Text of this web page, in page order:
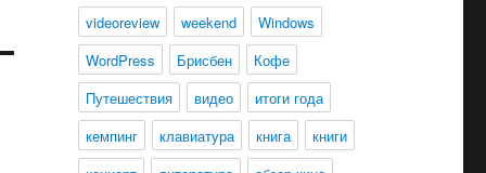
videoreview
weekend
Windows
WordPress
Брисбен
Кофе
Путешествия
видео
итоги года
кемпинг
клавиатура книга
книги